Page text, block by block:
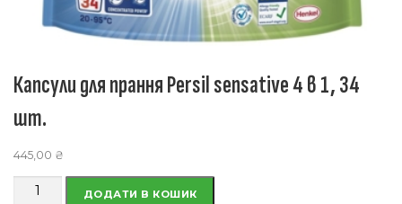
Капсули для прання Persil sensative 4 в 1, 34
шт.
445,00 ₴
Капсули
ДОДАТИ В КОШИК